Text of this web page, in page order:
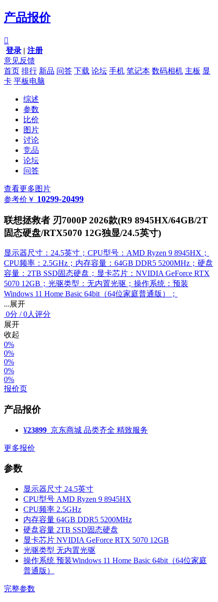
产品报价

登录 | 注册
意见反馈
首页 排行 新品 问答 下载 论坛 手机 笔记本 数码相机 主板 显
卡 平板电脑
综述
参数
比价
图片
讨论
竞品
论坛
问答
查看更多图片
参考价 ￥ 10299-20499
联想拯救者 刃7000P 2026款(R9 8945HX/64GB/2T
固态硬盘/RTX5070 12G独显/24.5英寸)
显示器尺寸：24.5英寸；CPU型号：AMD Ryzen 9 8945HX；
CPU频率：2.5GHz；内存容量：64GB DDR5 5200MHz；硬盘
容量：2TB SSD固态硬盘；显卡芯片：NVIDIA GeForce RTX
5070 12GB；光驱类型：无内置光驱；操作系统：预装
Windows 11 Home Basic 64bit（64位家庭普通版）；
...展开
0分 /0人评分
展开
收起
0%
0%
0%
0%
0%
报价页
产品报价
¥23899 京东商城 品类齐全 精致服务
更多报价
参数
显示器尺寸 24.5英寸
CPU型号 AMD Ryzen 9 8945HX
CPU频率 2.5GHz
内存容量 64GB DDR5 5200MHz
硬盘容量 2TB SSD固态硬盘
显卡芯片 NVIDIA GeForce RTX 5070 12GB
光驱类型 无内置光驱
操作系统 预装Windows 11 Home Basic 64bit（64位家庭
普通版）
完整参数